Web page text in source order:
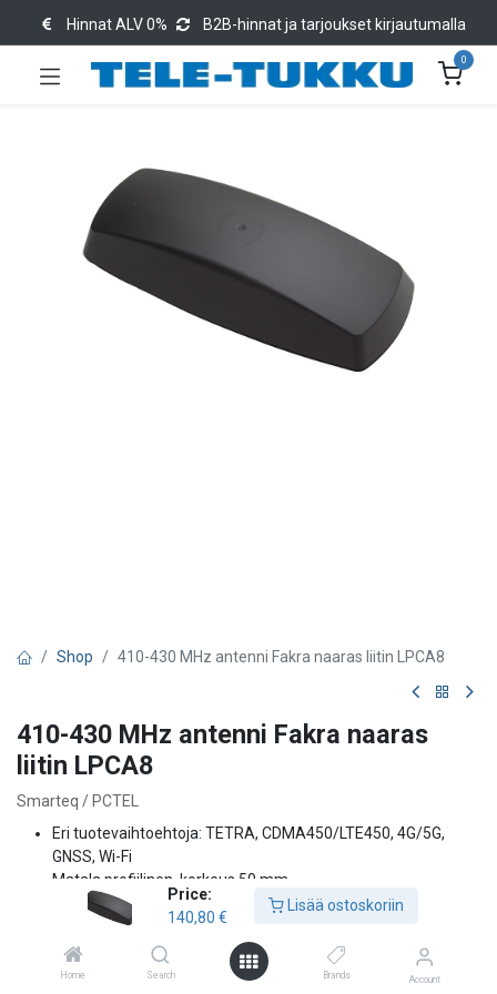
Price:
140,80 €
Lisää ostoskoriin
Home Search Brands Account
Hinnat ALV 0% B2B-hinnat ja tarjoukset kirjautumalla
0
Shop 410-430 MHz antenni Fakra naaras liitin LPCA8
410-430 MHz antenni Fakra naaras
liitin LPCA8
Smarteq / PCTEL
Eri tuotevaihtoehtoja: TETRA, CDMA450/LTE450, 4G/5G,
GNSS, Wi-Fi
Matala profiilinen, korkeus 50 mm
Ei vaadi maatasoa
Kestävä rakenne
IP67-luokitus
Kaapeli hyväksytty ECE-R118-standardin mukaisesti